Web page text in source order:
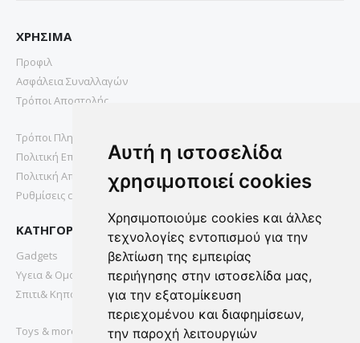
Αυτή η ιστοσελίδα
χρησιμοποιεί cookies
Χρησιμοποιούμε cookies και άλλες
τεχνολογίες εντοπισμού για την
βελτίωση της εμπειρίας
περιήγησης στην ιστοσελίδα μας,
για την εξατομίκευση
περιεχομένου και διαφημίσεων,
την παροχή λειτουργιών
ΧΡΗΣΙΜΑ
Προφιλ
Ασφάλεια Συναλλαγών
Τρόποι Αποστολής
Τρόποι Πληρωμής
Πολιτική Επιστροφών
Πολιτική Απορρήτου
Ρυθμίσεις cookies
ΚΑΤΗΓΟΡΙΕΣ
Gadgets
Υγεια & Ομορφια
Σπιτι& Κηπος
Toys & more